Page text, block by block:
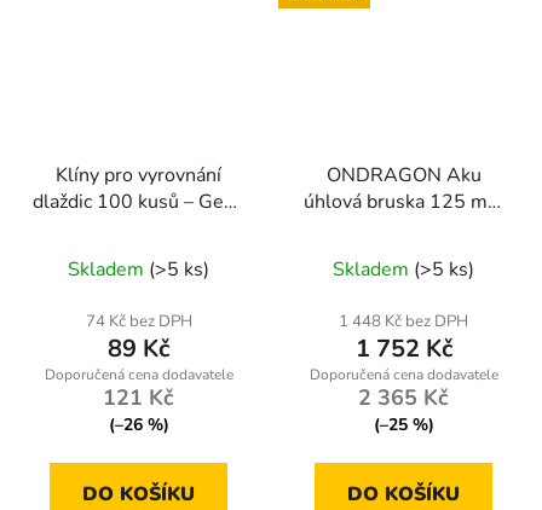
Klíny pro vyrovnání
dlaždic 100 kusů – Geko
Skladem (>5 ks)
74 Kč bez DPH
89 Kč
121 Kč
(–26 %)
DO KOŠÍKU
ONDRAGON Aku
úhlová bruska 125 mm
3 stupně otáček
hodnocení
produktu
je
5,0
z
hvězdiček.
Skladem (>5 ks)
1 448 Kč bez DPH
1 752 Kč
2 365 Kč
(–25 %)
DO KOŠÍKU